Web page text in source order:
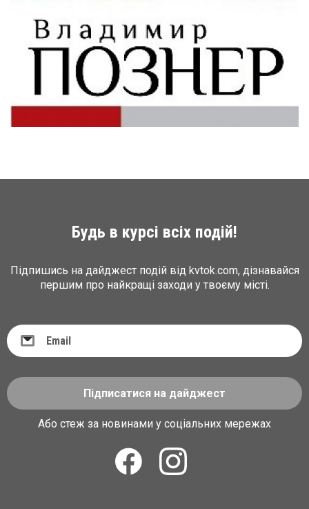
Будь в курсі всіх подій!
Підпишись на дайджест подій від kvtok.com, дізнавайся
першим про найкращі заходи у твоєму місті.
Підписатися на дайджест
Або стеж за новинами у соціальних мережах